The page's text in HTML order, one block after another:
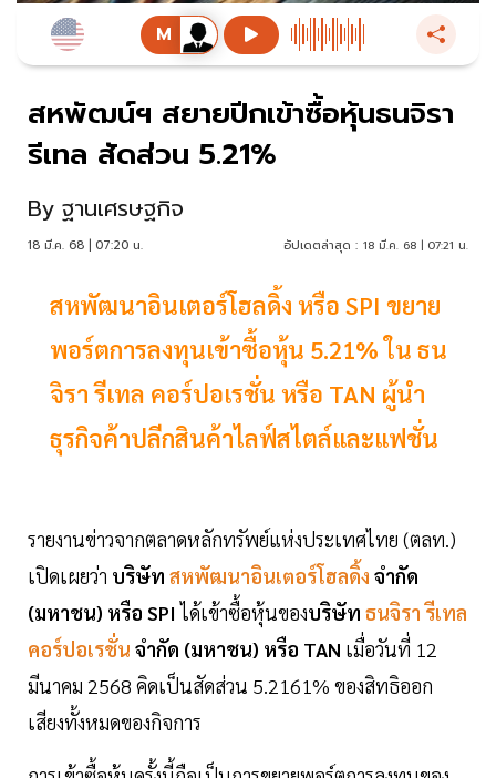
สหพัฒน์ฯ สยายปีกเข้าซื้อหุ้นธนจิรา
รีเทล สัดส่วน 5.21%
By ฐานเศรษฐกิจ
18 มี.ค. 68 | 07:20 น. อัปเดตล่าสุด : 18 มี.ค. 68 | 07:21 น.
สหพัฒนาอินเตอร์โฮลดิ้ง หรือ SPI ขยาย
พอร์ตการลงทุนเข้าซื้อหุ้น 5.21% ใน ธน
จิรา รีเทล คอร์ปอเรชั่น หรือ TAN ผู้นำ
ธุรกิจค้าปลีกสินค้าไลฟ์สไตล์และแฟชั่น
รายงานข่าวจากตลาดหลักทรัพย์แห่งประเทศไทย (ตลท.)
เปิดเผยว่า บริษัท สหพัฒนาอินเตอร์โฮลดิ้ง จำกัด
(มหาชน) หรือ SPI ได้เข้าซื้อหุ้นของบริษัท ธนจิรา รีเทล
คอร์ปอเรชั่น จำกัด (มหาชน) หรือ TAN เมื่อวันที่ 12
มีนาคม 2568 คิดเป็นสัดส่วน 5.2161% ของสิทธิออก
เสียงทั้งหมดของกิจการ